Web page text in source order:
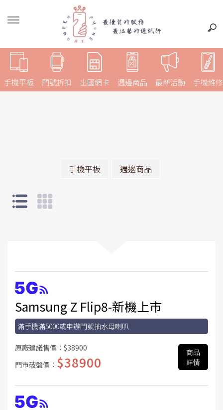
手機平板 門號折扣 週邊商品 最新活動 手機維修
出國網卡
手機平板 週邊商品
Samsung Z Flip8-新機上市
滿手機滿5000或申辦門號抽水母喇叭
原廠建議售價： $38900
門市破盤價： $38900
商品
詳情